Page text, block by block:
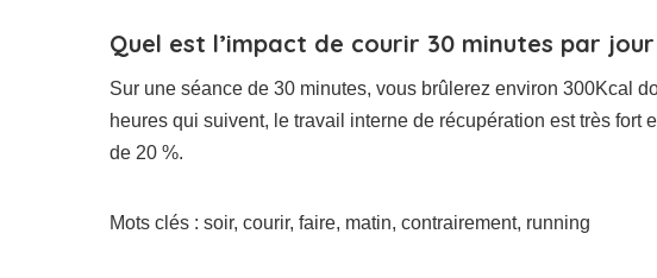
Quel est l’impact de courir 30 minutes par
Sur une séance de 30 minutes, vous brûlerez environ 300Kcal
heures qui suivent, le travail interne de récupération est très fort
de 20 %.
Mots clés : soir, courir, faire, matin, contrairement, running